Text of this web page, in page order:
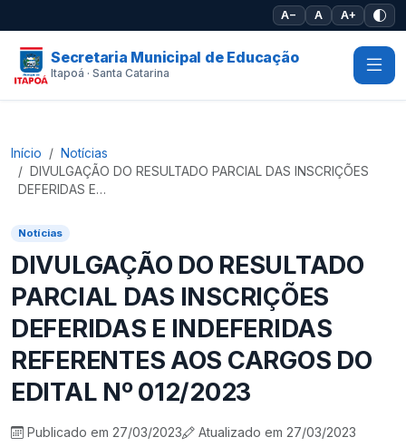
A− A A+
Secretaria Municipal de Educação
Itapoá · Santa Catarina
Início
Notícias
DIVULGAÇÃO DO RESULTADO PARCIAL DAS INSCRIÇÕES
DEFERIDAS E…
Notícias
DIVULGAÇÃO DO RESULTADO
PARCIAL DAS INSCRIÇÕES
DEFERIDAS E INDEFERIDAS
REFERENTES AOS CARGOS DO
EDITAL Nº 012/2023
Publicado em 27/03/2023 Atualizado em 27/03/2023